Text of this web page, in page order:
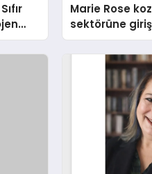
ve
Marie Rose
sektörüne